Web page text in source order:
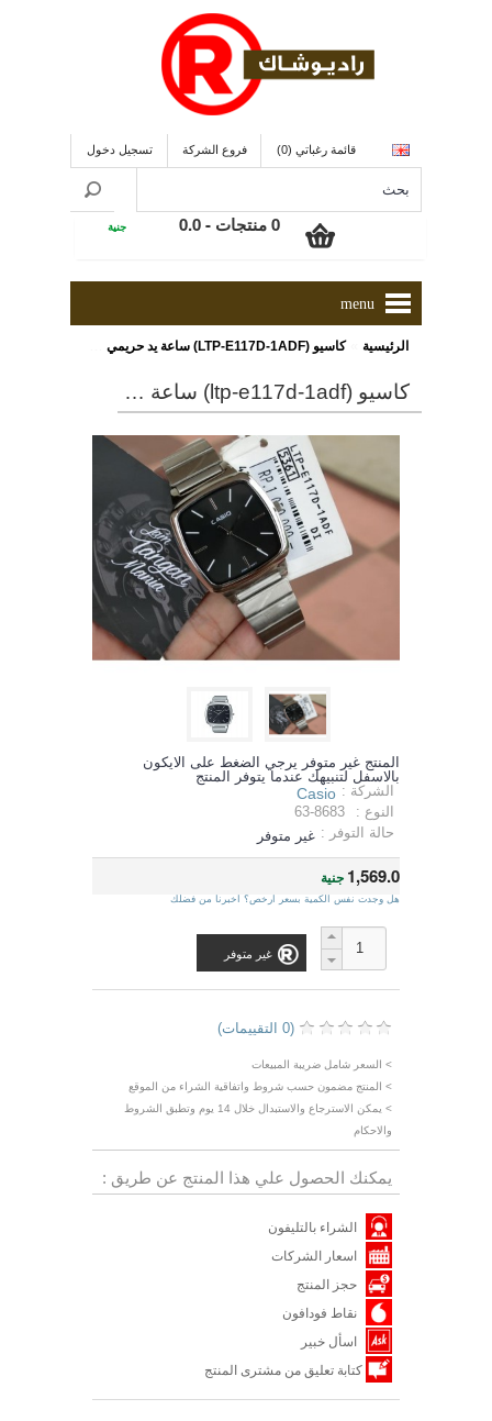
قائمة رغباتي (0) فروع الشركة تسجيل دخول
0 منتجات - 0.0 جنية
menu
الرئيسية »كاسيو (LTP-E117D-1ADF) ساعة يد حريمي - ONLINE
كاسيو (ltp-e117d-1adf) ساعة يد حريمي - online
المنتج غير متوفر يرجي الضغط على الايكون
بالاسفل لتنبيهك عندما يتوفر المنتج
الشركة : Casio
النوع :
63-8683
حالة التوفر : غير متوفر
1,569.0 جنية
هل وجدت نفس الكمية بسعر ارخص؟ اخبرنا من فضلك
غير متوفر
(0 التقييمات)
> السعر شامل ضريبة المبيعات
> المنتج مضمون حسب شروط واتفاقية الشراء من الموقع
> يمكن الاسترجاع والاستبدال خلال 14 يوم وتطبق الشروط
والاحكام
يمكنك الحصول علي هذا المنتج عن طريق :
الشراء بالتليفون
اسعار الشركات
حجز المنتج
نقاط فودافون
اسأل خبير
كتابة تعليق من مشترى المنتج